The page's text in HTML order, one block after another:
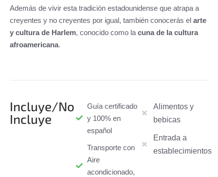
Además de vivir esta tradición estadounidense que atrapa a
creyentes y no creyentes por igual, también conocerás el arte
y cultura de Harlem, conocido como la cuna de la cultura
afroamericana.
Incluye/No
Incluye
Guía certificado
y 100% en
español
Transporte con
Aire
acondicionado,
Alimentos y
bebicas
Entrada a
establecimientos